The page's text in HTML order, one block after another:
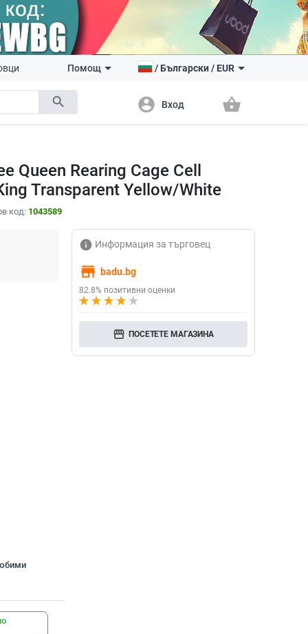
search
Помощ /Български/ EUR
account_circle Вход shopping_basket
Queen Rearing Cage Cell
Transparent Yellow/White
код: 1043589
info Информация за търговец
store badu.bg
82.8% позитивни оценки
storefront ПОСЕТЕТЕ МАГАЗИНА